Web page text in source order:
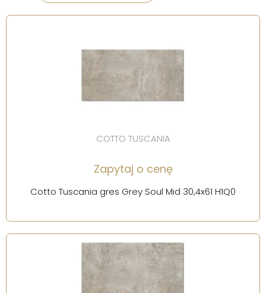
COTTO TUSCANIA
Zapytaj o cenę
Cotto Tuscania gres Grey Soul Mid 30,4x61 H1Q0